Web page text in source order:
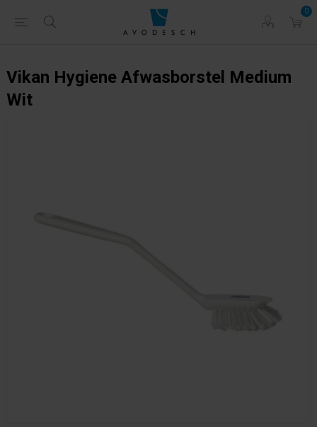
0
Vikan Hygiene Afwasborstel Medium
Wit